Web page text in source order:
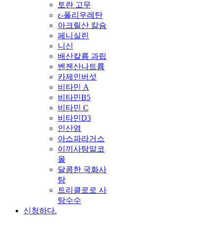
토란 고무
ε-폴리우레탄
아크릴산 칼슘
페니실린
니신
배산칼륨 과립
벤젠산나트륨
카제인버섯
비타민 A
비타민B5
비타민 C
비타민D3
인산염
아스파라거스
이끼사탕알코
올
달콤한 국화사
탕
트리클로로 사
탕수수
신청하다.